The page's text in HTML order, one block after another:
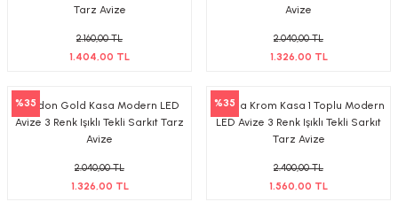
Tarz Avize
2.160,00 TL
1.404,00 TL
Avize
2.040,00 TL
1.326,00 TL
%35
London Gold Kasa Modern LED
Avize 3 Renk Işıklı Tekli Sarkıt Tarz
Avize
2.040,00 TL
1.326,00 TL
%35
Cunda Krom Kasa 1 Toplu Modern
LED Avize 3 Renk Işıklı Tekli Sarkıt
Tarz Avize
2.400,00 TL
1.560,00 TL